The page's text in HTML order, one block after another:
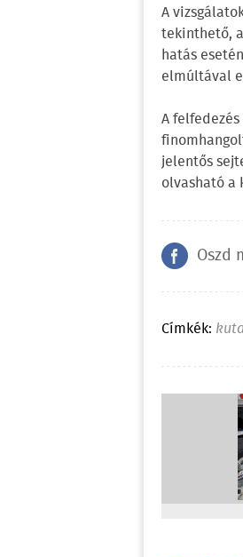
A
tekinthető,
hatás
elmúltával
A
jelentős
olvasható a
Oszd
Címkék: